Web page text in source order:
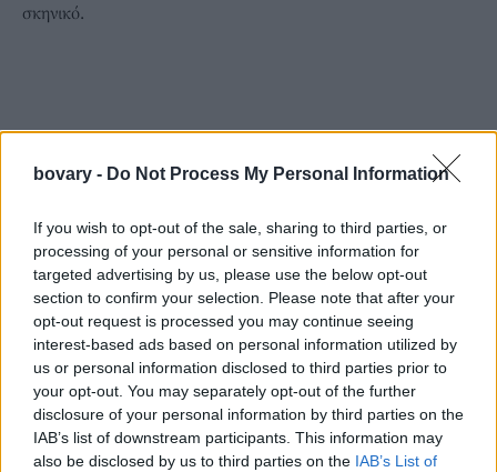
bovary - Do Not Process My Personal Information
If you wish to opt-out of the sale, sharing to third parties, or
processing of your personal or sensitive information for
targeted advertising by us, please use the below opt-out
section to confirm your selection. Please note that after your
opt-out request is processed you may continue seeing
interest-based ads based on personal information utilized by
us or personal information disclosed to third parties prior to
your opt-out. You may separately opt-out of the further
disclosure of your personal information by third parties on the
IAB’s list of downstream participants. This information may
also be disclosed by us to third parties on the IAB’s List of
σκηνικό.